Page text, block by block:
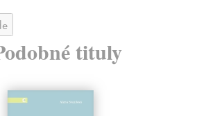
tituly